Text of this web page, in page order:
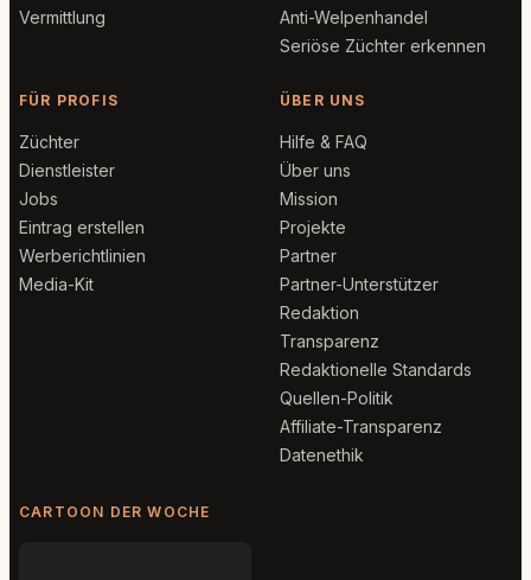
Vermittlung
Anti-Welpenhandel
Seriöse Züchter erkennen
FÜR PROFIS
Züchter
Dienstleister
Jobs
Eintrag erstellen
Werberichtlinien
Media-Kit
ÜBER UNS
Hilfe & FAQ
Über uns
Mission
Projekte
Partner
Partner-Unterstützer
Redaktion
Transparenz
Redaktionelle Standards
Quellen-Politik
Affiliate-Transparenz
Datenethik
CARTOON DER WOCHE